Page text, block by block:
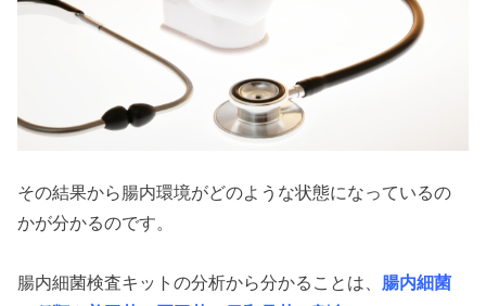
その結果から腸内環境がどのような状態になっているの
かが分かるのです。
腸内細菌検査キットの分析から分かることは、 腸内細菌